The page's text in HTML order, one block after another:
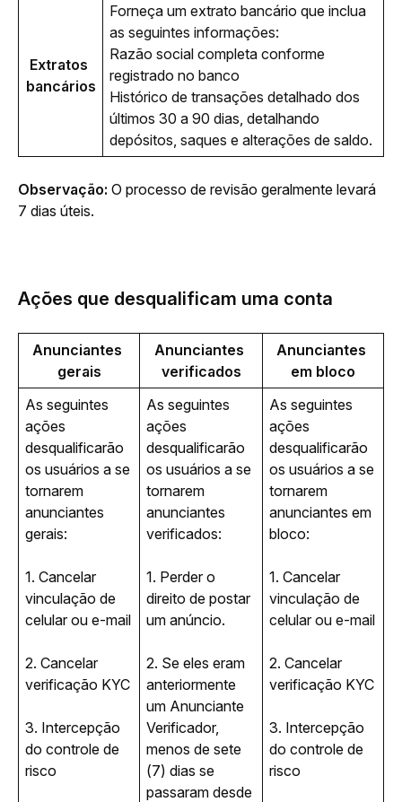
Extratos
bancários
Forneça um extrato bancário que inclua
as seguintes informações:
Razão social completa conforme
registrado no banco
Histórico de transações detalhado dos
últimos 30 a 90 dias, detalhando
depósitos, saques e alterações de saldo.
Observação: O processo de revisão geralmente levará
7 dias úteis.
Ações que desqualificam uma conta
Anunciantes
gerais
Anunciantes
verificados
Anunciantes
em bloco
As seguintes
ações
desqualificarão
os usuários a se
tornarem
anunciantes
gerais:
1. Cancelar
vinculação de
celular ou e-mail
2. Cancelar
verificação KYC
3. Intercepção
do controle de
risco
As seguintes
ações
desqualificarão
os usuários a se
tornarem
anunciantes
verificados:
1. Perder o
direito de postar
um anúncio.
2. Se eles eram
anteriormente
um Anunciante
Verificador,
menos de sete
(7) dias se
passaram desde
As seguintes
ações
desqualificarão
os usuários a se
tornarem
anunciantes em
bloco:
1. Cancelar
vinculação de
celular ou e-mail
2. Cancelar
verificação KYC
3. Intercepção
do controle de
risco